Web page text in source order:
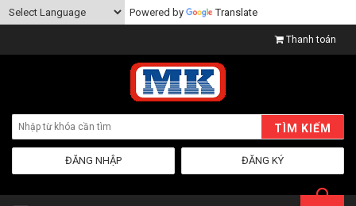
Powered by Translate
Thanh toán
TÌM KIẾM
ĐĂNG KÝ
ĐĂNG NHẬP